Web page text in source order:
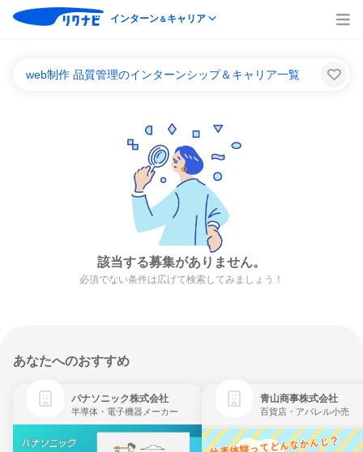
インターン＆キャリア
web制作 品質管理のインターンシップ＆キャリア一覧
該当する募集がありません。
必須でない条件は広げて検索してみましょう！
あなたへのおすすめ
パナソニック株式会社
半導体・電子機器メーカー
青山商事株式会社
百貨店・アパレル小売